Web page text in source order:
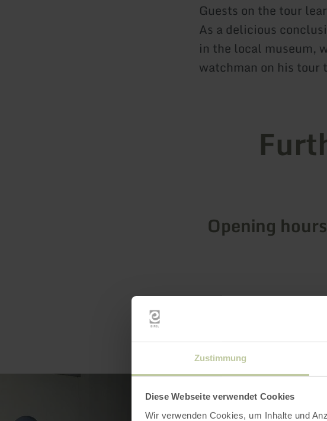
Zustimmung
Diese Webseite verwendet Cookies
Wir verwenden Cookies, um Inhalte und
Guests on the tour
As a delicious
in the local museum,
watchman on his tour
Opening hours